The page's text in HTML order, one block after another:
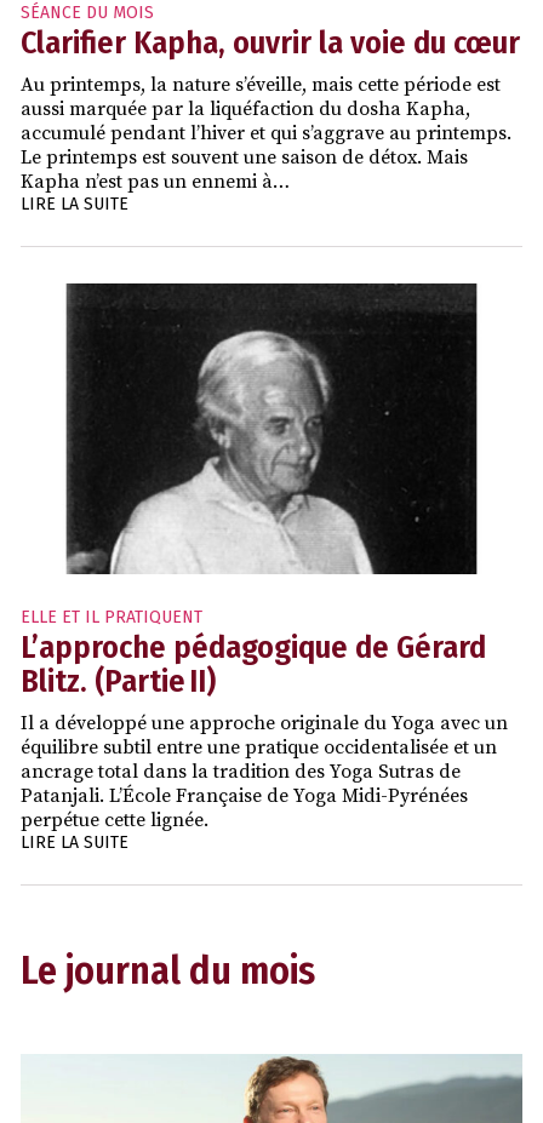
SÉANCE DU MOIS
Clarifier Kapha, ouvrir la voie du cœur
Au printemps, la nature s’éveille, mais cette période est
aussi marquée par la liquéfaction du dosha Kapha,
accumulé pendant l’hiver et qui s’aggrave au printemps.
Le printemps est souvent une saison de détox. Mais
Kapha n’est pas un ennemi à…
LIRE LA SUITE
ELLE ET IL PRATIQUENT
L’approche pédagogique de Gérard
Blitz. (Partie II)
Il a développé une approche originale du Yoga avec un
équilibre subtil entre une pratique occidentalisée et un
ancrage total dans la tradition des Yoga Sutras de
Patanjali. L’École Française de Yoga Midi-Pyrénées
perpétue cette lignée.
LIRE LA SUITE
Le journal du mois